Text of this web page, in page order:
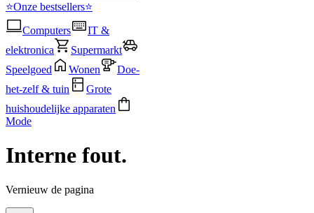
⭐Onze bestsellers⭐
Computers
IT &
elektronica
Supermarkt
Speelgoed
Wonen
Doe-
het-zelf & tuin
Grote
huishoudelijke apparaten
Mode
Interne fout.
Vernieuw de pagina